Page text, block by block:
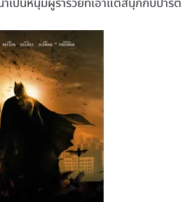
เป็นหนุ่มผู้ร่ำรวยที่เอาแต่สนุกกับปาร์